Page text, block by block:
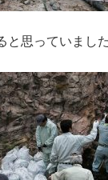
思っていました